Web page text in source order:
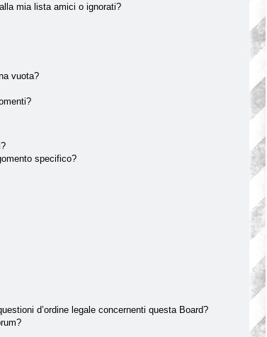
mia lista amici o ignorati?
vuota?
specifico?
d’ordine legale concernenti questa Board?